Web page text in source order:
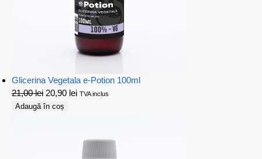
Glicerina Vegetala e-Potion 100ml
21,00lei 20,90 lei TVA inclus
Adaugă în coș